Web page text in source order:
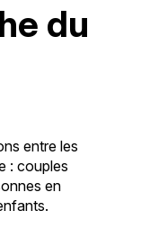
du
entre les
: couples
en